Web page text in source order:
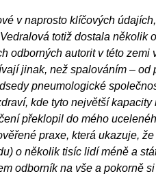
v naprosto klíčových
totiž dostala několik
odborných autorit v této zemi
jinak, než spalováním – od
pneumologické
kde tyto největší kapacity
překlopil do mého
praxe, která ukazuje,
o několik tisíc lidí méně a
odborník na vše a pokorně